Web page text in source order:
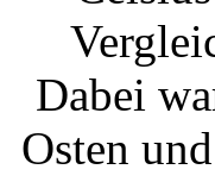
Dabei
Osten